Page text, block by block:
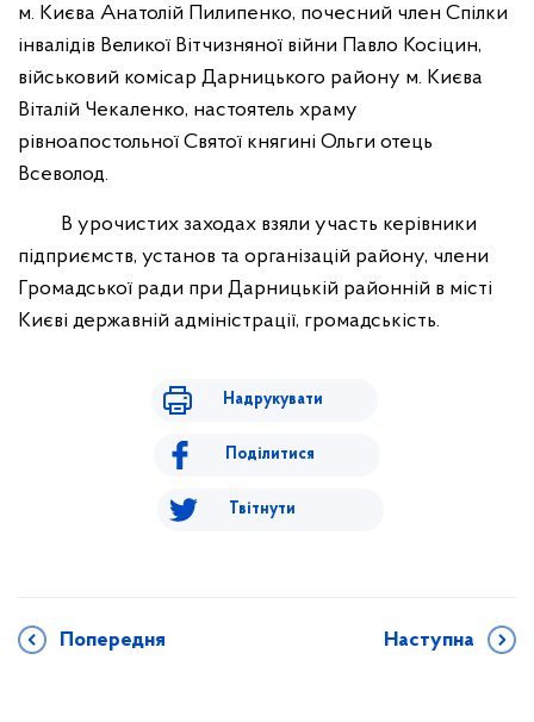
м. Києва Анатолій Пилипенко, почесний член Спілки
інвалідів Великої Вітчизняної війни Павло Косіцин,
військовий комісар Дарницького району м. Києва
Віталій Чекаленко, настоятель храму
рівноапостольної Святої княгині Ольги отець
Всеволод.
В урочистих заходах взяли участь керівники
підприємств, установ та організацій району, члени
Громадської ради при Дарницькій районній в місті
Києві державній адміністрації, громадськість.
Надрукувати
Поділитися
Твітнути
Попередня Наступна